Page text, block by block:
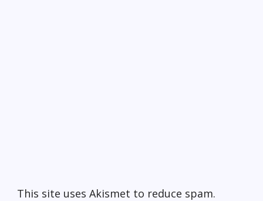
This site uses Akismet to reduce spam.